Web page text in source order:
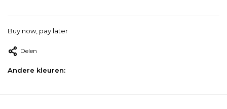
Buy now, pay later
Delen
Andere kleuren: